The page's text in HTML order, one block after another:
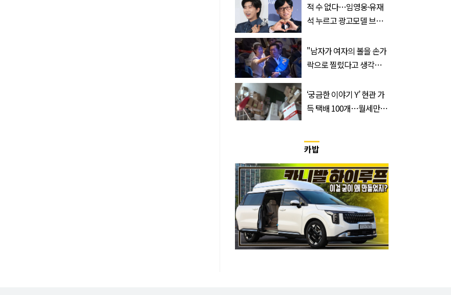
적 수 없다…임영웅·유재
석 누르고 광고모델 브랜
인'
"남자가 여자의 볼을 손가
락으로 찔렀다고 생각해보
‘궁금한 이야기 Y’ 현관 가
득 택배 100개…월세만 꼬
카밥